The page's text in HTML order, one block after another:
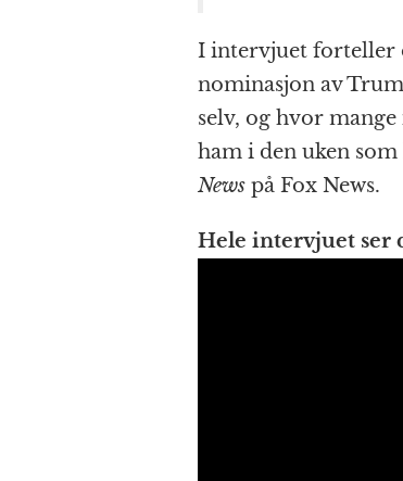
I intervjuet forteller
nominasjon av
selv, og hvor
ham i den uken
News på Fox News.
Hele intervjuet ser